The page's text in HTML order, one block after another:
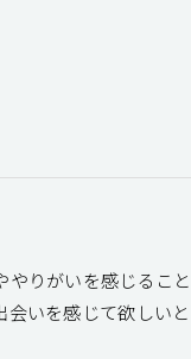
りがいを感じること
いを感じて欲しい